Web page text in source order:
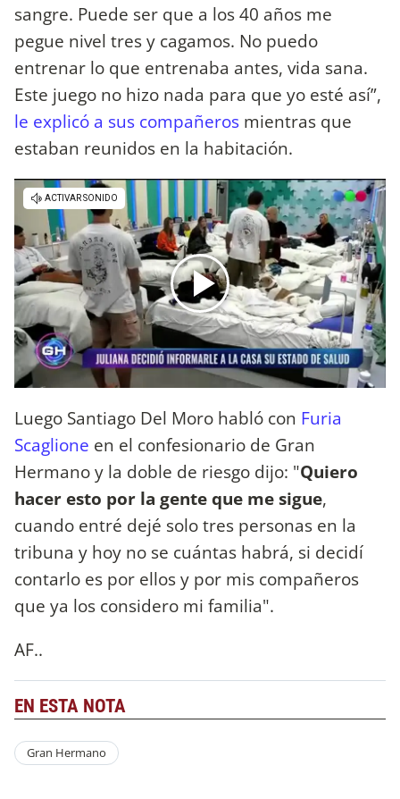
sangre. Puede ser que a los 40 años me
pegue nivel tres y cagamos. No puedo
entrenar lo que entrenaba antes, vida sana.
Este juego no hizo nada para que yo esté así”,
le explicó a sus compañeros mientras que
estaban reunidos en la habitación.
Luego Santiago Del Moro habló con Furia
Scaglione en el confesionario de Gran
Hermano y la doble de riesgo dijo: "Quiero
hacer esto por la gente que me sigue,
cuando entré dejé solo tres personas en la
tribuna y hoy no se cuántas habrá, si decidí
contarlo es por ellos y por mis compañeros
que ya los considero mi familia".
AF..
EN ESTA NOTA
Gran Hermano